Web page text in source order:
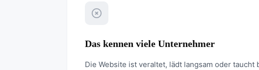
Das kennen viele Unternehmer
Die Website ist veraltet, lädt langsam oder taucht